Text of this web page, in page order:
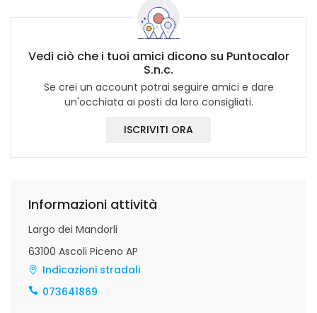
Vedi ciò che i tuoi amici dicono su Puntocalor
S.n.c.
Se crei un account potrai seguire amici e dare
un'occhiata ai posti da loro consigliati.
ISCRIVITI ORA
Informazioni attività
Largo dei Mandorli
63100 Ascoli Piceno AP
Indicazioni stradali
073641869